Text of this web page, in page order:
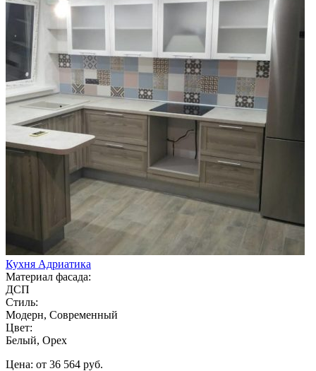
Кухня Адриатика
Материал фасада:
ДСП
Стиль:
Модерн, Современный
Цвет:
Белый, Орех
Цена: от 36 564 руб.